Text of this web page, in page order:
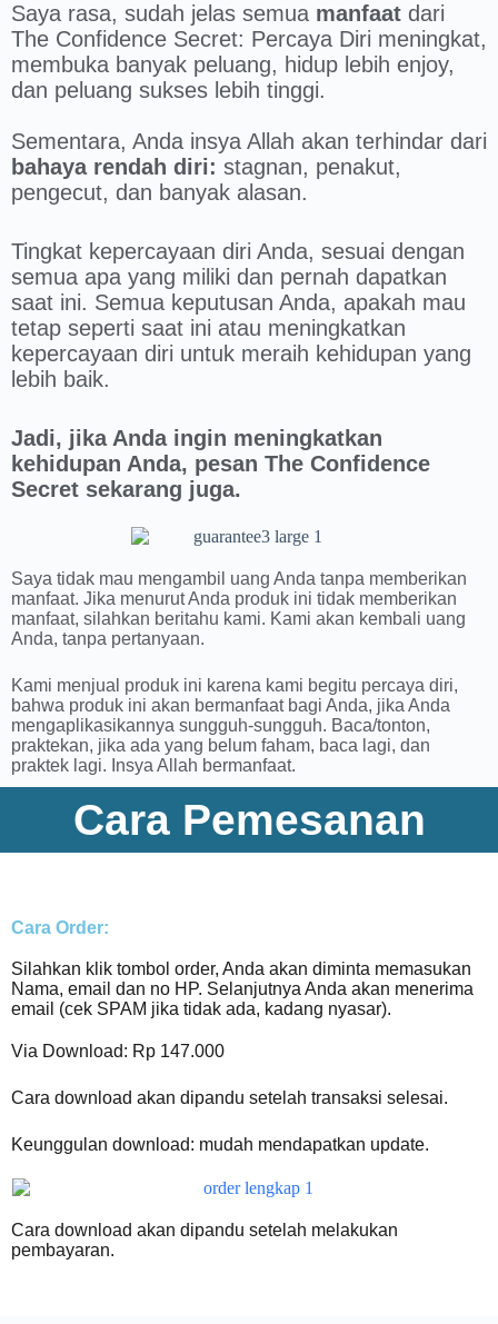
Saya rasa, sudah jelas semua manfaat dari
The Confidence Secret: Percaya Diri meningkat,
membuka banyak peluang, hidup lebih enjoy,
dan peluang sukses lebih tinggi.
Sementara, Anda insya Allah akan terhindar dari
bahaya rendah diri: stagnan, penakut,
pengecut, dan banyak alasan.
Tingkat kepercayaan diri Anda, sesuai dengan
semua apa yang miliki dan pernah dapatkan
saat ini. Semua keputusan Anda, apakah mau
tetap seperti saat ini atau meningkatkan
kepercayaan diri untuk meraih kehidupan yang
lebih baik.
Jadi, jika Anda ingin meningkatkan
kehidupan Anda, pesan The Confidence
Secret sekarang juga.
Saya tidak mau mengambil uang Anda tanpa memberikan
manfaat. Jika menurut Anda produk ini tidak memberikan
manfaat, silahkan beritahu kami. Kami akan kembali uang
Anda, tanpa pertanyaan.
Kami menjual produk ini karena kami begitu percaya diri,
bahwa produk ini akan bermanfaat bagi Anda, jika Anda
mengaplikasikannya sungguh-sungguh. Baca/tonton,
praktekan, jika ada yang belum faham, baca lagi, dan
praktek lagi. Insya Allah bermanfaat.
Cara Pemesanan
Cara Order:
Silahkan klik tombol order, Anda akan diminta memasukan
Nama, email dan no HP. Selanjutnya Anda akan menerima
email (cek SPAM jika tidak ada, kadang nyasar).
Via Download: Rp 147.000
Cara download akan dipandu setelah transaksi selesai.
Keunggulan download: mudah mendapatkan update.
Cara download akan dipandu setelah melakukan
pembayaran.